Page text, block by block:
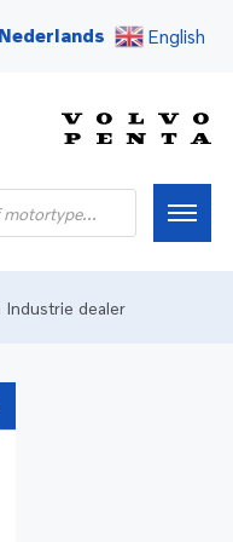
Nederlands English
Industrie dealer